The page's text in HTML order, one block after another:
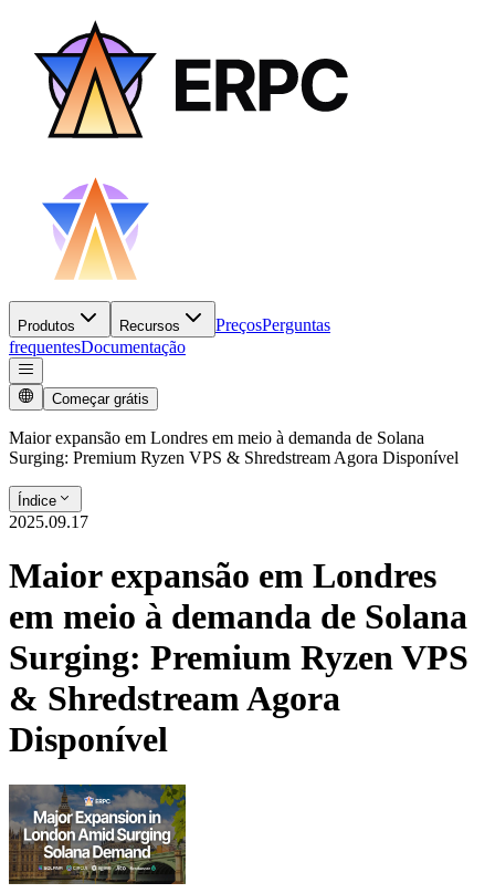
Produtos Recursos PreçosPerguntas
frequentesDocumentação
Começar grátis
Maior expansão em Londres em meio à demanda de Solana
Surging: Premium Ryzen VPS & Shredstream Agora Disponível
Índice
2025.09.17
Maior expansão em Londres
em meio à demanda de Solana
Surging: Premium Ryzen VPS
& Shredstream Agora
Disponível